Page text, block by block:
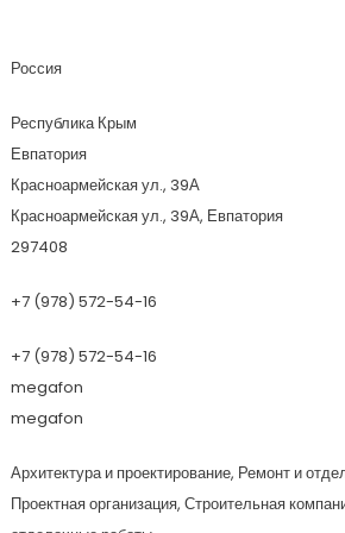
Россия
Республика Крым
Евпатория
Красноармейская ул., 39А
Красноармейская ул., 39А, Евпатория
297408
+7 (978) 572-54-16
+7 (978) 572-54-16
megafon
megafon
Архитектура и проектирование, Ремонт и
Проектная организация, Строительная